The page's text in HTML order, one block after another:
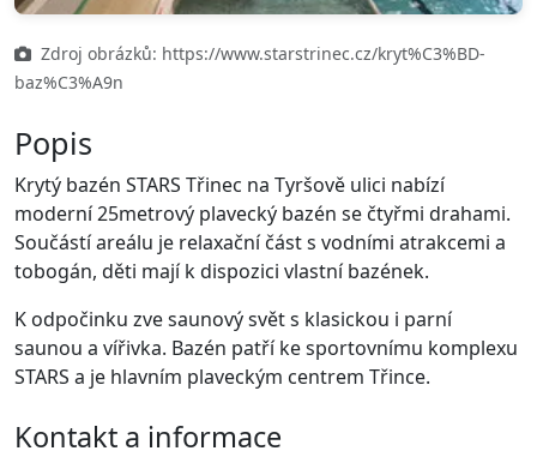
Zdroj obrázků: https://www.starstrinec.cz/kryt%C3%BD-
baz%C3%A9n
Popis
Krytý bazén STARS Třinec na Tyršově ulici nabízí
moderní 25metrový plavecký bazén se čtyřmi drahami.
Součástí areálu je relaxační část s vodními atrakcemi a
tobogán, děti mají k dispozici vlastní bazének.
K odpočinku zve saunový svět s klasickou i parní
saunou a vířivka. Bazén patří ke sportovnímu komplexu
STARS a je hlavním plaveckým centrem Třince.
Kontakt a informace